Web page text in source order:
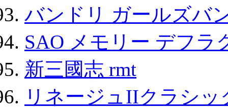
バンドリ ガールズバ
SAO メモリー デフラ
新三國志 rmt
リネージュIIクラシ